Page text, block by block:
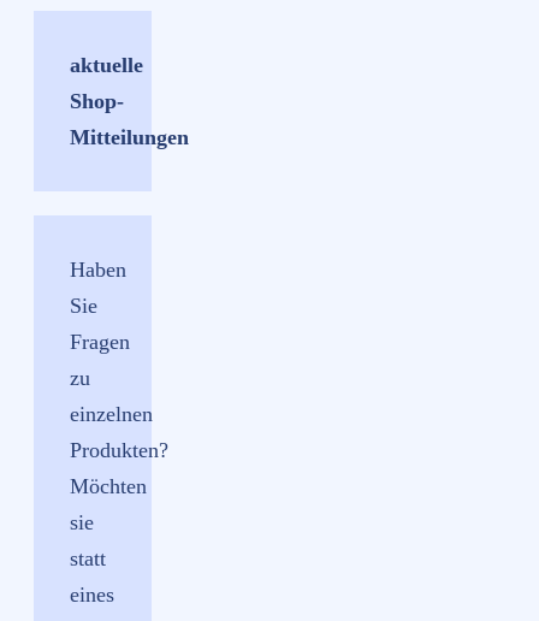
aktuelle
Shop-
Mitteilungen
Haben
Sie
Fragen
zu
einzelnen
Produkten?
Möchten
sie
statt
eines